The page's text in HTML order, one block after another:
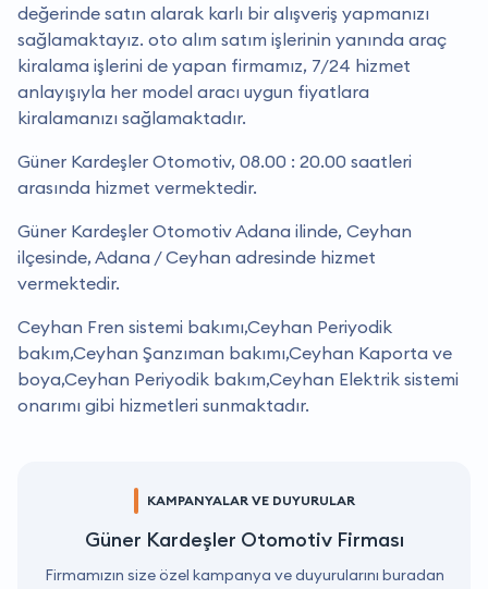
değerinde satın alarak karlı bir alışveriş yapmanızı
sağlamaktayız. oto alım satım işlerinin yanında araç
kiralama işlerini de yapan firmamız, 7/24 hizmet
anlayışıyla her model aracı uygun fiyatlara
kiralamanızı sağlamaktadır.
Güner Kardeşler Otomotiv, 08.00 : 20.00 saatleri
arasında hizmet vermektedir.
Güner Kardeşler Otomotiv Adana ilinde, Ceyhan
ilçesinde, Adana / Ceyhan adresinde hizmet
vermektedir.
Ceyhan Fren sistemi bakımı,Ceyhan Periyodik
bakım,Ceyhan Şanzıman bakımı,Ceyhan Kaporta ve
boya,Ceyhan Periyodik bakım,Ceyhan Elektrik sistemi
onarımı gibi hizmetleri sunmaktadır.
KAMPANYALAR VE DUYURULAR
Güner Kardeşler Otomotiv Firması
Firmamızın size özel kampanya ve duyurularını buradan